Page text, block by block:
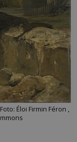
Éloi Firmin Féron ,